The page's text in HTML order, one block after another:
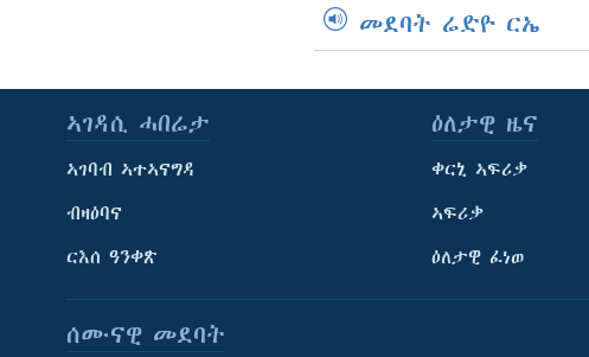
መደባት ሬድዮ ርኤ
ኣገዳሲ ሓበሬታ
ኣገባብ ኣተኣናግዳ
ብዛዕባና
ርእሰ ዓንቀጽ
ዕለታዊ ዜና
ቀርኒ ኣፍሪቃ
ኣፍሪቃ
ዕለታዊ ፈነወ
ሰሙናዊ መደባት